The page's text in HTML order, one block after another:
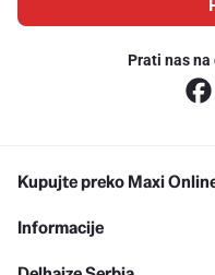
Prati nas
Kupujte preko Maxi
Informacije